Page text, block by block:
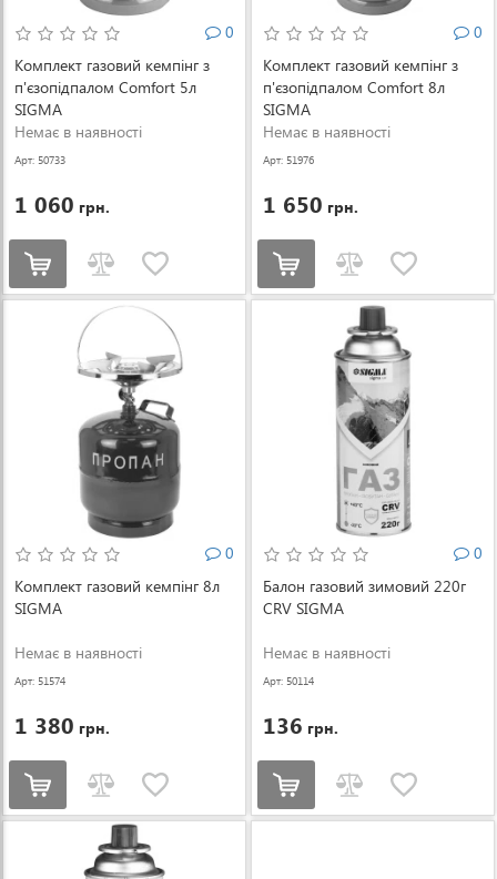
0
Комплект газовий кемпінг з
п'єзопідпалом Comfort 5л
SIGMA
Немає в наявності
Арт: 50733
1 060 грн.
0
Комплект газовий кемпінг з
п'єзопідпалом Comfort 8л
SIGMA
Немає в наявності
Арт: 51976
1 650 грн.
0
Комплект газовий кемпінг 8л
SIGMA
Немає в наявності
Арт: 51574
1 380 грн.
0
Балон газовий зимовий 220г
CRV SIGMA
Немає в наявності
Арт: 50114
136 грн.